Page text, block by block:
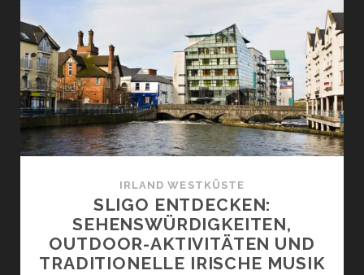
DONEGAL
UND
DERRY
–
WAS
DU
DORT
ERLEBEN
IRLAND WESTKÜSTE
SLIGO ENTDECKEN:
SEHENSWÜRDIGKEITEN,
OUTDOOR-AKTIVITÄTEN UND
TRADITIONELLE IRISCHE MUSIK